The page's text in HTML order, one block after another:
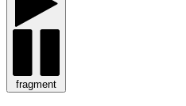
fragment